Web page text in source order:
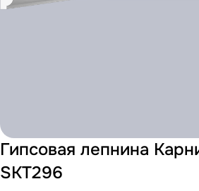
Гипсовая лепнина
SKT296